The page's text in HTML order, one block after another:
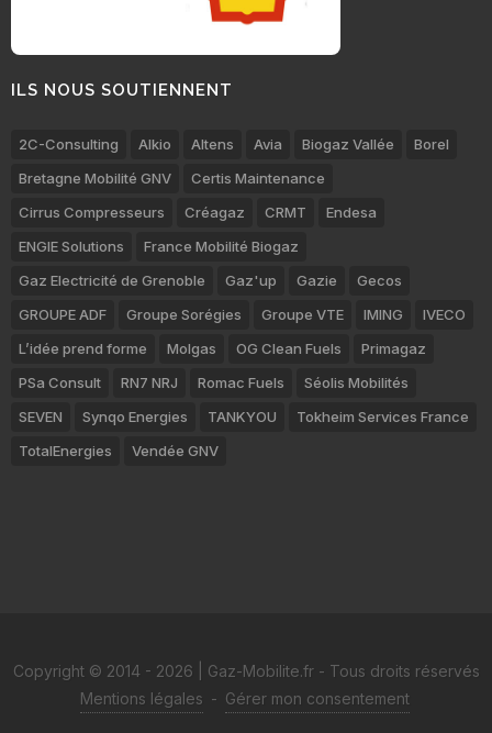
ILS NOUS SOUTIENNENT
2C-Consulting Alkio Altens Avia Biogaz Vallée
Borel
Bretagne Mobilité GNV
Certis Maintenance
Cirrus Compresseurs
Créagaz CRMT
Endesa
ENGIE Solutions
France Mobilité Biogaz
Gaz Electricité de Grenoble
Gaz'up Gazie
Gecos
GROUPE ADF
Groupe Sorégies Groupe VTE IMING
IVECO
L’idée prend forme
Molgas OG Clean Fuels
Primagaz
PSa Consult
RN7 NRJ Romac Fuels
Séolis Mobilités
SEVEN
Synqo Energies TANKYOU
Tokheim Services France
TotalEnergies
Vendée GNV
Copyright © 2014 - 2026 | Gaz-Mobilite.fr - Tous droits réservés
Mentions légales - Gérer mon consentement